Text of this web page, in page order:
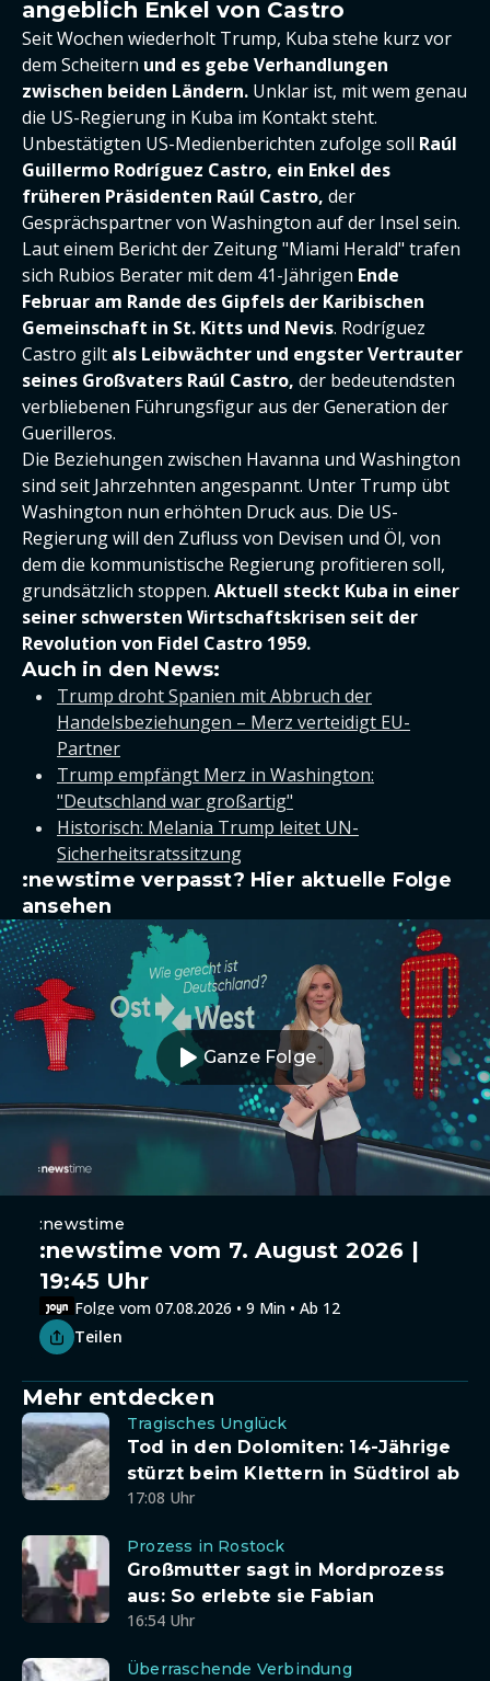
angeblich Enkel von Castro
Seit Wochen wiederholt Trump, Kuba stehe kurz vor
dem Scheitern und es gebe Verhandlungen
zwischen beiden Ländern. Unklar ist, mit wem genau
die US-Regierung in Kuba im Kontakt steht.
Unbestätigten US-Medienberichten zufolge soll Raúl
Guillermo Rodríguez Castro, ein Enkel des
früheren Präsidenten Raúl Castro, der
Gesprächspartner von Washington auf der Insel sein.
Laut einem Bericht der Zeitung "Miami Herald" trafen
sich Rubios Berater mit dem 41-Jährigen Ende
Februar am Rande des Gipfels der Karibischen
Gemeinschaft in St. Kitts und Nevis. Rodríguez
Castro gilt als Leibwächter und engster Vertrauter
seines Großvaters Raúl Castro, der bedeutendsten
verbliebenen Führungsfigur aus der Generation der
Guerilleros.
Die Beziehungen zwischen Havanna und Washington
sind seit Jahrzehnten angespannt. Unter Trump übt
Washington nun erhöhten Druck aus. Die US-
Regierung will den Zufluss von Devisen und Öl, von
dem die kommunistische Regierung profitieren soll,
grundsätzlich stoppen. Aktuell steckt Kuba in einer
seiner schwersten Wirtschaftskrisen seit der
Revolution von Fidel Castro 1959.
Auch in den News:
Trump droht Spanien mit Abbruch der
Handelsbeziehungen – Merz verteidigt EU-
Partner
Trump empfängt Merz in Washington:
"Deutschland war großartig"
Historisch: Melania Trump leitet UN-
Sicherheitsratssitzung
:newstime verpasst? Hier aktuelle Folge
ansehen
Ganze Folge
:newstime
:newstime vom 7. August 2026 |
19:45 Uhr
Folge vom 07.08.2026 • 9 Min • Ab 12
Teilen
Mehr entdecken
Tragisches Unglück
Tod in den Dolomiten: 14-Jährige
stürzt beim Klettern in Südtirol ab
17:08 Uhr
Prozess in Rostock
Großmutter sagt in Mordprozess
aus: So erlebte sie Fabian
16:54 Uhr
Überraschende Verbindung